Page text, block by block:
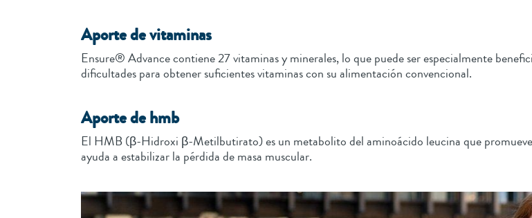
Aporte de vitaminas
Ensure® Advance contiene 27 vitaminas y minerales, lo que puede ser especialmente
dificultades para obtener suficientes vitaminas con su alimentación convencional.
Aporte de hmb
El HMB (β-Hidroxi β-Metilbutirato) es un metabolito del aminoácido leucina que promueve
ayuda a estabilizar la pérdida de masa muscular.